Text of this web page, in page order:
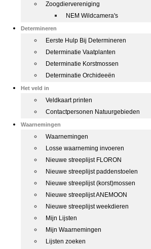
Zoogdiervereniging
NEM Wildcamera's
Determineren
Eerste Hulp Bij Determineren
Determinatie Vaatplanten
Determinatie Korstmossen
Determinatie Orchideeën
Het veld in
Veldkaart printen
Contactpersonen Natuurgebieden
Waarnemingen
Waarnemingen
Losse waarneming invoeren
Nieuwe streeplijst FLORON
Nieuwe streeplijst paddenstoelen
Nieuwe streeplijst (korst)mossen
Nieuwe streeplijst ANEMOON
Nieuwe streeplijst weekdieren
Mijn Lijsten
Mijn Waarnemingen
Lijsten zoeken